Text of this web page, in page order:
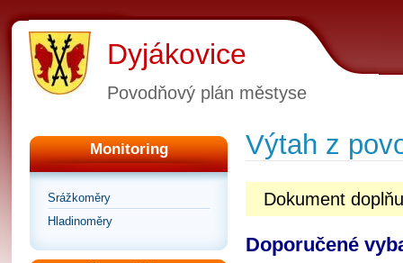
Dyjákovice
Povodňový plán městyse
Monitoring
Srážkoměry
Hladinoměry
Výtah z
Dokument
Doporučené